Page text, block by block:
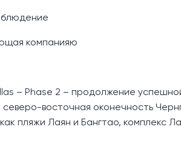
компанияю
– Phase 2 – продолжение
северо-восточная оконечность
пляжи Лаян и Бангтао, комплекс